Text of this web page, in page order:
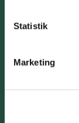
Statistik
Marketing
Søg tilskud
Søg tilskud